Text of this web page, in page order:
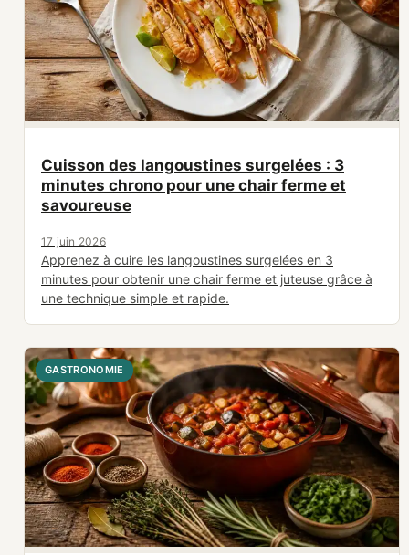
Cuisson des langoustines surgelées : 3
minutes chrono pour une chair ferme et
savoureuse
17 juin 2026
Apprenez à cuire les langoustines surgelées en 3
minutes pour obtenir une chair ferme et juteuse grâce à
une technique simple et rapide.
GASTRONOMIE